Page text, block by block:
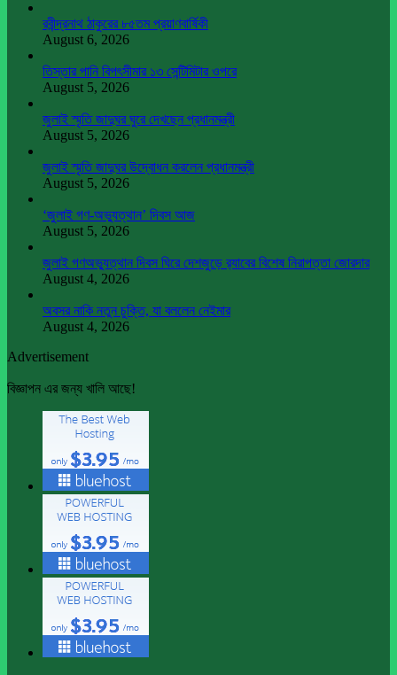
রবীন্দ্রনাথ ঠাকুরের ৮৫তম প্রয়াণবার্ষিকী
August 6, 2026
তিস্তার পানি বিপৎসীমার ১৩ সেন্টিমিটার ওপরে
August 5, 2026
জুলাই স্মৃতি জাদুঘর ঘুরে দেখছেন প্রধানমন্ত্রী
August 5, 2026
জুলাই স্মৃতি জাদুঘর উদ্বোধন করলেন প্রধানমন্ত্রী
August 5, 2026
‘জুলাই গণ-অভ্যুত্থান’ দিবস আজ
August 5, 2026
জুলাই গণঅভ্যুত্থান দিবস ঘিরে দেশজুড়ে র‌্যাবের বিশেষ নিরাপত্তা জোরদার
August 4, 2026
অবসর নাকি নতুন চুক্তি, যা বললেন নেইমার
August 4, 2026
Advertisement
বিজ্ঞাপন এর জন্য খালি আছে!